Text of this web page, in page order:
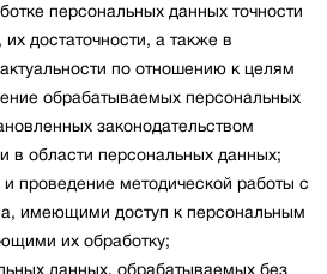
персональных данных точности
достаточности, а также в
по отношению к целям
обрабатываемых персональных
законодательством
в области персональных данных;
проведение методической работы с
имеющими доступ к персональным
их обработку;
данных, обрабатываемых без